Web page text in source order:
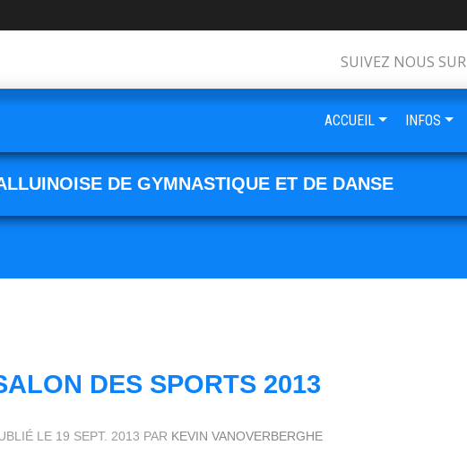
DE GYMNASTIQUE ET DE DANSE
DES SPORTS 2013
LE 19 SEPT. 2013 PAR KEVIN VANOVERBERGHE
SUIVEZ NOUS SUR
ACCUEIL INFOS